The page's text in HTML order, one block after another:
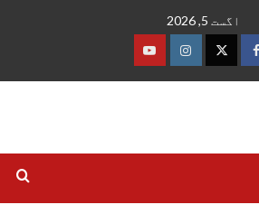
اگست 5, 2026
فیس
ٹوئٹرانسٹاگرام
یوٹیوب